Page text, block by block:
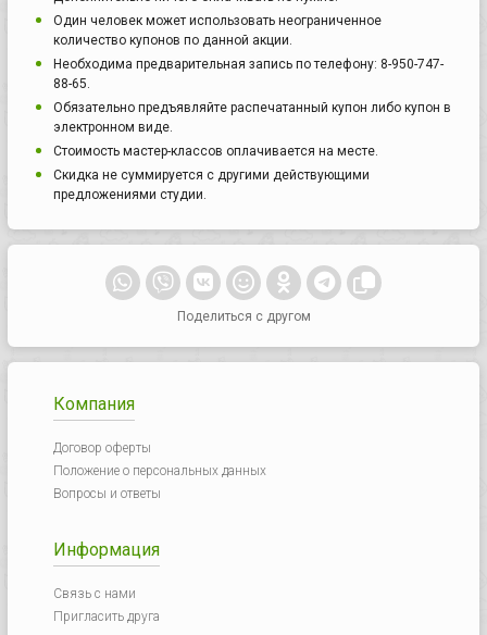
Один человек может использовать неограниченное
количество купонов по данной акции.
Необходима предварительная запись по телефону: 8-950-747-
88-65.
Обязательно предъявляйте распечатанный купон либо купон в
электронном виде.
Стоимость мастер-классов оплачивается на месте.
Скидка не суммируется с другими действующими
предложениями студии.
Поделиться с другом
Компания
Договор оферты
Положение о персональных данных
Вопросы и ответы
Информация
Связь с нами
Пригласить друга